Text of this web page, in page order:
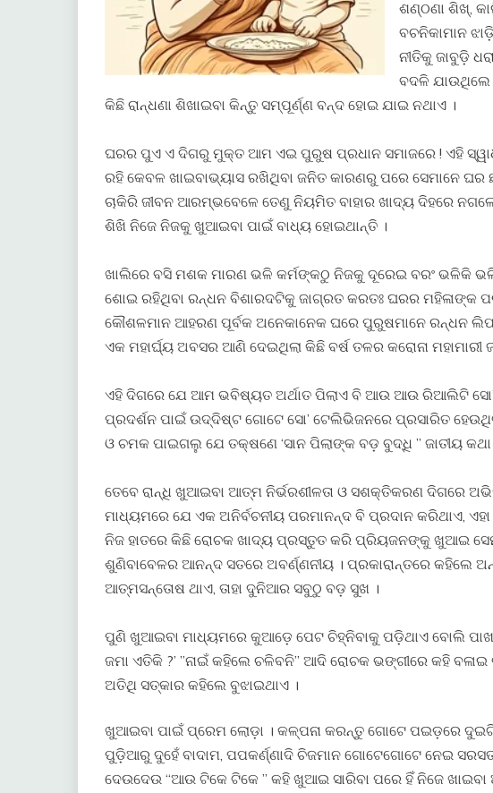
ଶଣ୍ଠଣା ଶିଖ୍,
ବଚନିକାମାନ
ନୀତିକୁ ଜାବୁଡ଼ି
ବଦଳି ଯାଉଥିଲେ
କିଛି ରାନ୍ଧଣା ଶିଖାଇବା କିନ୍ତୁ ସମ୍ପୂର୍ଣ୍ଣ ବନ୍ଦ ହୋଇ ଯାଇ ନଥାଏ ।
ଘରର ପୁଏ ଏ ଦିଗରୁ ମୁକ୍ତ ଆମ ଏଇ ପୁରୁଷ ପ୍ରଧାନ ସମାଜରେ ! ଏହି
ରହି କେବଳ ଖାଇବାଭ୍ୟାସ ରଖିଥିବା ଜନିତ କାରଣରୁ ପରେ ସେମାନେ ଘର
ଚାକିରି ଜୀବନ ଆରମ୍ଭବେଳେ ତେଣୁ ନିୟମିତ ବାହାର ଖାଦ୍ୟ ଦିହରେ
ଶିଖି ନିଜେ ନିଜକୁ ଖୁଆଇବା ପାଇଁ ବାଧ୍ୟ ହୋଇଥାନ୍ତି ।
ଖାଲିରେ ବସି ମଶକ ମାରଣ ଭଳି କର୍ମଙ୍କଠୁ ନିଜକୁ ଦୂରେଇ ବରଂ ଭଳିକି
ଶୋଇ ରହିଥିବା ରନ୍ଧନ ବିଶାରଦଟିକୁ ଜାଗ୍ରତ କରତଃ ଘରର ମହିଳାଙ୍କ
କୌଶଳମାନ ଆହରଣ ପୂର୍ବକ ଅନେକାନେକ ଘରେ ପୁରୁଷମାନେ ରନ୍ଧନ
ଏକ ମହାର୍ଘ୍ୟ ଅବସର ଆଣି ଦେଇଥିଲା କିଛି ବର୍ଷ ତଳର କରୋନା ମହାମାରୀ
ଏହି ଦିଗରେ ଯେ ଆମ ଭବିଷ୍ୟତ ଅର୍ଥାତ ପିଲାଏ ବି ଆଉ ଆଉ ରିଆଲିଟି
ପ୍ରଦର୍ଶନ ପାଇଁ ଉଦ୍ଦିଷ୍ଟ ଗୋଟେ ସୋ’ ଟେଲିଭିଜନରେ ପ୍ରସାରିତ
ଓ ଚମକ ପାଇଗଲୁ ଯେ ତକ୍ଷଣେ ‘ସାନ ପିଲାଙ୍କ ବଡ଼ ବୁଦ୍ଧି ” ଜାତୀୟ କଥା
ତେବେ ରାନ୍ଧି ଖୁଆଇବା ଆତ୍ମ ନିର୍ଭରଶୀଳତା ଓ ସଶକ୍ତିକରଣ ଦିଗରେ
ମାଧ୍ୟମରେ ଯେ ଏକ ଅନିର୍ବଚନୀୟ ପରମାନନ୍ଦ ବି ପ୍ରଦାନ କରିଥାଏ,
ନିଜ ହାତରେ କିଛି ରୋଚକ ଖାଦ୍ୟ ପ୍ରସ୍ତୁତ କରି ପ୍ରିୟଜନଙ୍କୁ ଖୁଆଇ
ଶୁଣିବାବେଳର ଆନନ୍ଦ ସତରେ ଅବର୍ଣ୍ଣନୀୟ । ପ୍ରକାରାନ୍ତରେ କହିଲେ
ଆତ୍ମସନ୍ତୋଷ ଥାଏ, ତାହା ଦୁନିଆର ସବୁଠୁ ବଡ଼ ସୁଖ ।
ପୁଣି ଖୁଆଇବା ମାଧ୍ୟମରେ କୁଆଡ଼େ ପେଟ ଚିହ୍ନିବାକୁ ପଡ଼ିଥାଏ ବୋଲି
ଜମା ଏତିକି ?’ ​”ନାଇଁ କହିଲେ ଚଳିବନି” ଆଦି ରୋଚକ ଭଙ୍ଗୀରେ କହି
ଅତିଥି ସତ୍କାର କହିଲେ ବୁଝାଇଥାଏ ।
ଖୁଆଇବା ପାଇଁ ପ୍ରେମ ଲୋଡ଼ା । କଳ୍ପନା କରନ୍ତୁ ଗୋଟେ ପଇଡ଼ରେ
ପୁଡ଼ିଆରୁ ଦୁହେଁ ବାଦାମ, ପପକର୍ଣ୍ଣାଦି ଚିଜମାନ ଗୋଟେଗୋଟେ ନେଇ
ଦେଉଦେଉ “ଆଉ ଟିକେ ଟିକେ ” କହି ଖୁଆଇ ସାରିବା ପରେ ହିଁ ନିଜେ